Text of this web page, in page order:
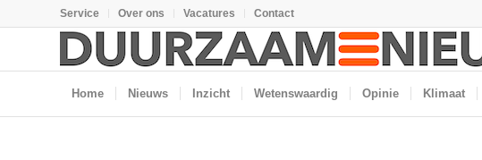
Service Over ons Vacatures Contact
Home Nieuws Inzicht Wetenswaardig Opinie Klimaat